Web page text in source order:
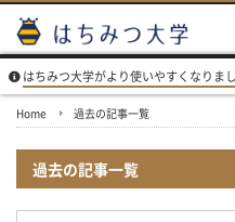
はちみつ大学がより使いやすくなりま
Home 過去の記事一覧
過去の記事一覧